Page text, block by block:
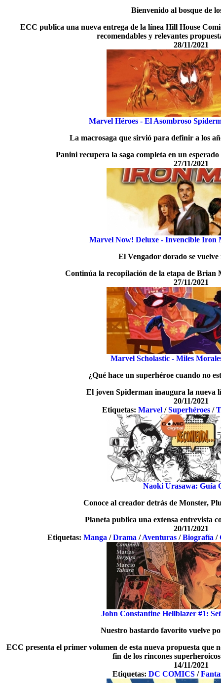
Bienvenido al bosque de
ECC publica una nueva entrega de la línea Hill House
recomendables y relevantes
28/11/2021
Marvel Héroes - El Asombroso
La macrosaga que sirvió para definir a los
Panini recupera la saga completa en un
27/11/2021
Marvel Now! Deluxe - Invencible Iron
El Vengador dorado se
Continúa la recopilación de la etapa de Brian
27/11/2021
Marvel Scholastic - Miles
¿Qué hace un superhéroe cuando no
El joven Spiderman inaugura la nueva
20/11/2021
Etiquetas: Marvel /Superhéroes /
Naoki Urasawa: Guía
Conoce al creador detrás de Monster,
Planeta publica una extensa entrevista
20/11/2021
Etiquetas:Manga /Drama /Aventuras /Biografía /
John Constantine Hellblazer #1:
Nuestro bastardo favorito vuelve
ECC presenta el primer volumen de esta nueva propuesta que
fin de los rincones
14/11/2021
Etiquetas:DC COMICS /